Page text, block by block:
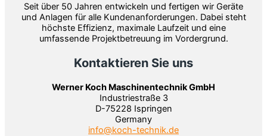
Seit über 50 Jahren entwickeln und fertigen wir Geräte
und Anlagen für alle Kundenanforderungen. Dabei steht
höchste Effizienz, maximale Laufzeit und eine
umfassende Projektbetreuung im Vordergrund.
Kontaktieren Sie uns
Werner Koch Maschinentechnik GmbH
Industriestraße 3
D-75228 Ispringen
Germany
info@koch-technik.de